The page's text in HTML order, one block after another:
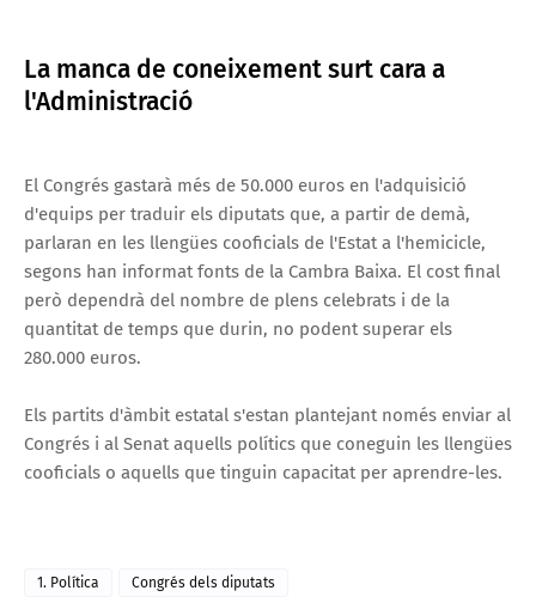
La manca de coneixement surt cara a
l'Administració
El Congrés gastarà més de 50.000 euros en l'adquisició
d'equips per traduir els diputats que, a partir de demà,
parlaran en les llengües cooficials de l'Estat a l'hemicicle,
segons han informat fonts de la Cambra Baixa. El cost final
però dependrà del nombre de plens celebrats i de la
quantitat de temps que durin, no podent superar els
280.000 euros.
Els partits d'àmbit estatal s'estan plantejant només enviar al
Congrés i al Senat aquells polítics que coneguin les llengües
cooficials o aquells que tinguin capacitat per aprendre-les.
1. Política Congrés dels diputats